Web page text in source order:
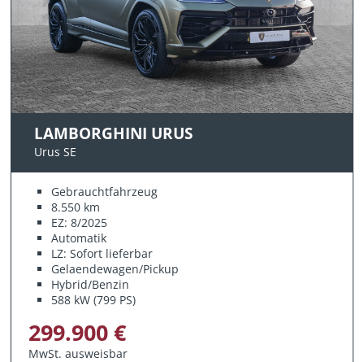
LAMBORGHINI URUS
Urus SE
Gebrauchtfahrzeug
8.550 km
EZ: 8/2025
Automatik
LZ: Sofort lieferbar
Gelaendewagen/Pickup
Hybrid/Benzin
588 kW (799 PS)
299.900 €
MwSt. ausweisbar